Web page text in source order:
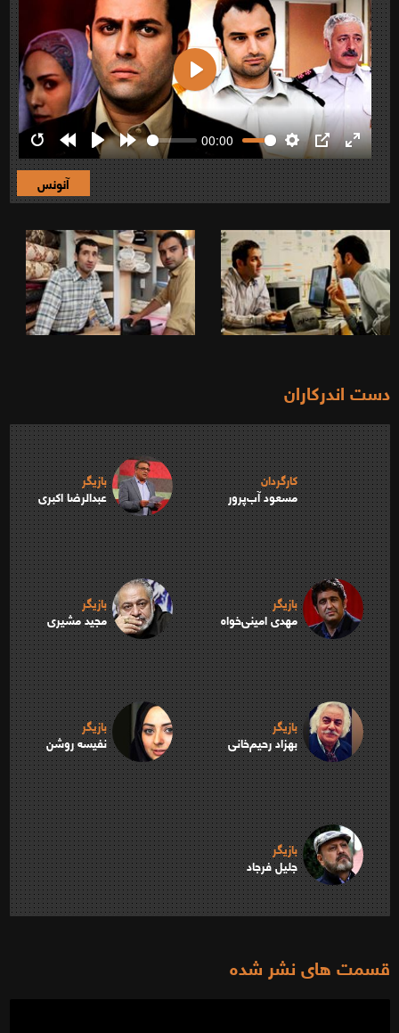
RestartRewind
10s
Play Forward
10s
00:00
Settings
PIP Enter
Play
آنونس
دست اندرکاران
کارگردان
مسعود آب‌پرور
بازیگر
عبدالرضا اکبری
بازیگر
مهدی امینی‌خواه
بازیگر
مجید مشیری
بازیگر
بهزاد رحیم‌خانی
بازیگر
نفیسه روشن
بازیگر
جلیل فرجاد
قسمت های نشر شده